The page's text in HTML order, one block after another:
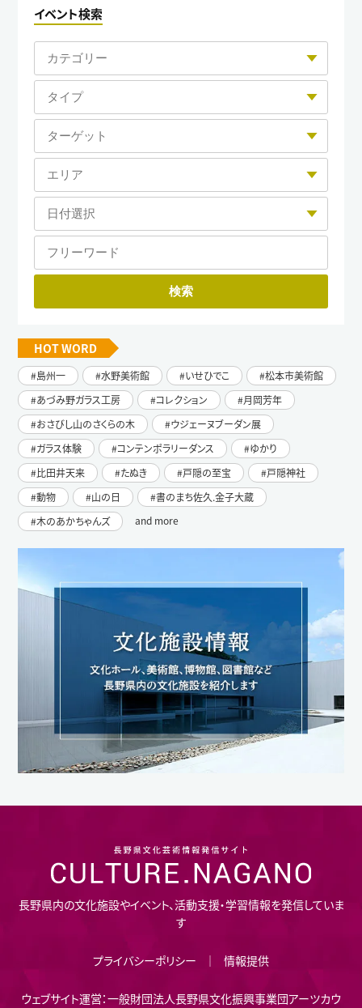
イベント検索
HOT WORD
島州一 水野美術館 いせひでこ
松本市美術館
あづみ野ガラス工房
コレクション
月岡芳年
おさびし山のさくらの木
ウジェーヌブーダン展
ガラス体験
コンテンポラリーダンス
ゆかり
比田井天来
たぬき 戸隠の至宝
戸隠神社
動物
山の日
書のまち佐久.金子大蔵
木のあかちゃんズ
and more
長野県内の文化施設やイベント、活動支援・学習情報を発信していま
す
プライバシーポリシー 情報提供
ウェブサイト運営：一般財団法人長野県文化振興事業団アーツカウ